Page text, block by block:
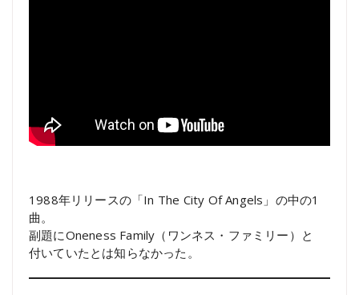
1988年リリースの「In The City Of Angels」の中の1
曲。
副題にOneness Family（ワンネス・ファミリー）と
付いていたとは知らなかった。